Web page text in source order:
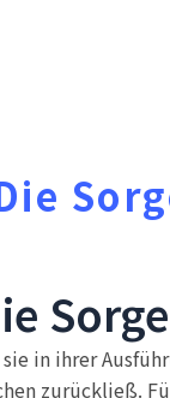
in ihrer
zurückließ.